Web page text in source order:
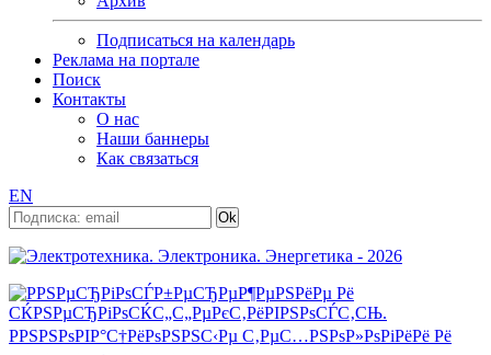
Подписаться на календарь
Реклама на портале
Поиск
Контакты
О нас
Наши баннеры
Как связаться
EN